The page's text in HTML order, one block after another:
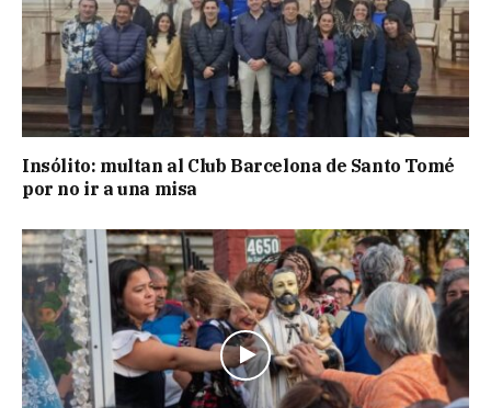
Insólito: multan al Club Barcelona de Santo Tomé
por no ir a una misa